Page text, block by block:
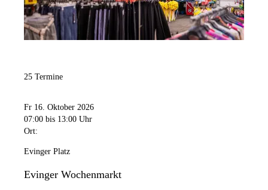
25 Termine
Fr 16. Oktober 2026
07:00 bis 13:00 Uhr
Ort:
Evinger Platz
Evinger Wochenmarkt